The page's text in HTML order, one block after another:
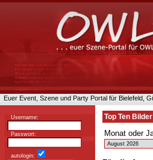
Euer Event, Szene und Party Portal für Bielefeld,
Username:
Passwort:
autologin:
Top Ten
Monat oder